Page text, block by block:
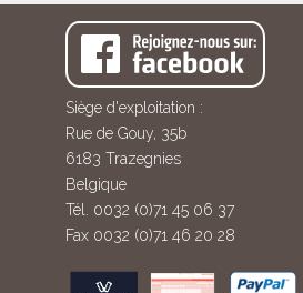
Siège d'exploitation :
Rue de Gouy, 35b
6183 Trazegnies
Belgique
Tél. 0032 (0)71 45 06 37
Fax 0032 (0)71 46 20 28